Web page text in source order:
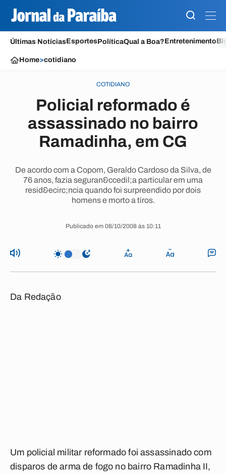
Últimas NotíciasEsportesPolíticaQual a Boa?Entretenimento
Home>cotidiano
COTIDIANO
Policial reformado é
assassinado no bairro
Ramadinha, em CG
De acordo com a Copom, Geraldo Cardoso da Silva, de
76 anos, fazia seguran&ccedil;a particular em uma
resid&ecirc;ncia quando foi surpreendido por dois
homens e morto a tiros.
Publicado em 08/10/2008 às 10:11
Da Redação
Um policial militar reformado foi assassinado com
disparos de arma de fogo no bairro Ramadinha II,